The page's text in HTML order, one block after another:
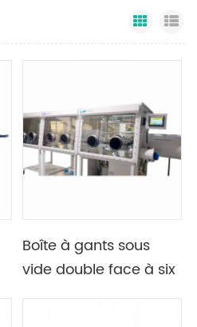
Grid
Boîte à gants sous
vide double face à six